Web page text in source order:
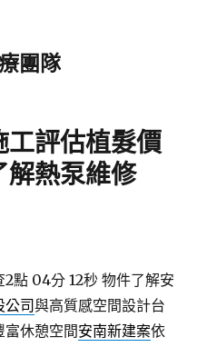
團隊
工評估植髮價
解熱泵維修
2點 04分 12秒 物件了解安
公司與高質感空間設計台
休憩空間安南新建案依